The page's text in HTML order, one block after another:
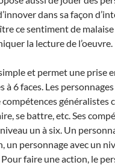
dans sa façon
ce sentiment de
la lecture de l’oeuvre.
et permet une prise
à 6 faces. Les
généralistes
se battre, etc. Ses
un à six. Un
un personnage avec un
faire une action, le